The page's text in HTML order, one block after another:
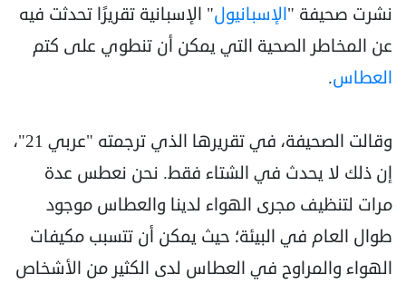
نشرت صحيفة "الإسبانيول" الإسبانية تقريرًا تحدثت فيه
عن المخاطر الصحية التي يمكن أن تنطوي على كتم
العطاس.
وقالت الصحيفة، في تقريرها الذي ترجمته "عربي 21"،
إن ذلك لا يحدث في الشتاء فقط. نحن نعطس عدة
مرات لتنظيف مجرى الهواء لدينا والعطاس موجود
طوال العام في البيئة؛ حيث يمكن أن تتسبب مكيفات
الهواء والمراوح في العطاس لدى الكثير من الأشخاص